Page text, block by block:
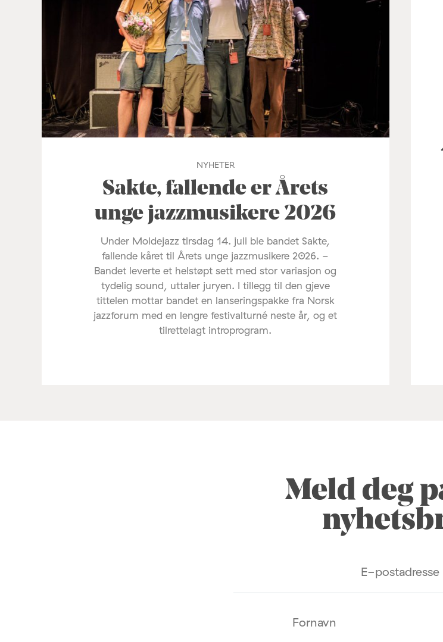
NYHETER
Sakte, fallende er Årets
unge jazzmusikere 2026
Under Moldejazz tirsdag 14. juli ble bandet Sakte,
fallende kåret til Årets unge jazzmusikere 2026. -
Bandet leverte et helstøpt sett med stor variasjon og
tydelig sound, uttaler juryen. I tillegg til den gjeve
tittelen mottar bandet en lanseringspakke fra Norsk
jazzforum med en lengre festivalturné neste år, og et
tilrettelagt introprogram.
Meld deg